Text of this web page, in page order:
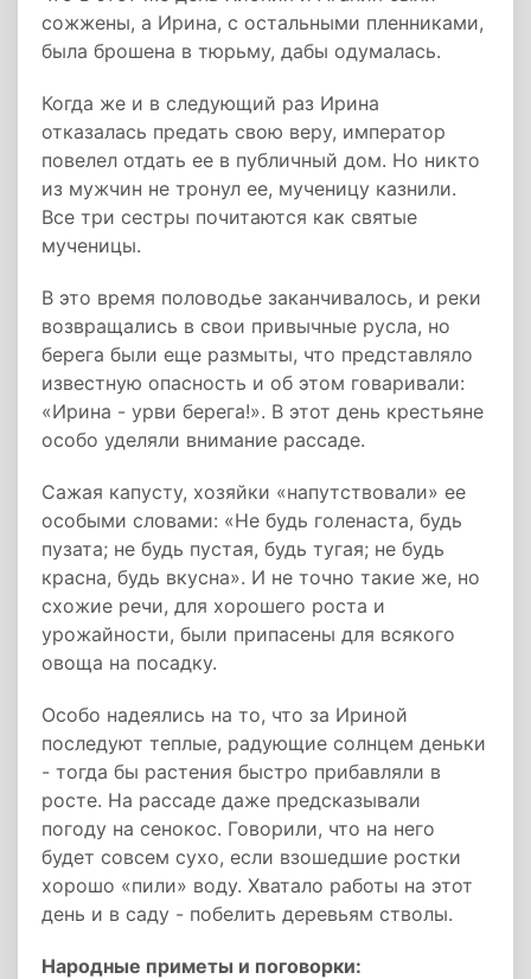
сожжены, а Ирина, с остальными пленниками,
была брошена в тюрьму, дабы одумалась.
Когда же и в следующий раз Ирина
отказалась предать свою веру, император
повелел отдать ее в публичный дом. Но никто
из мужчин не тронул ее, мученицу казнили.
Все три сестры почитаются как святые
мученицы.
В это время половодье заканчивалось, и реки
возвращались в свои привычные русла, но
берега были еще размыты, что представляло
известную опасность и об этом говаривали:
«Ирина - урви берега!». В этот день крестьяне
особо уделяли внимание рассаде.
Сажая капусту, хозяйки «напутствовали» ее
особыми словами: «Не будь голенаста, будь
пузата; не будь пустая, будь тугая; не будь
красна, будь вкусна». И не точно такие же, но
схожие речи, для хорошего роста и
урожайности, были припасены для всякого
овоща на посадку.
Особо надеялись на то, что за Ириной
последуют теплые, радующие солнцем деньки
- тогда бы растения быстро прибавляли в
росте. На рассаде даже предсказывали
погоду на сенокос. Говорили, что на него
будет совсем сухо, если взошедшие ростки
хорошо «пили» воду. Хватало работы на этот
день и в саду - побелить деревьям стволы.
Народные приметы и поговорки: